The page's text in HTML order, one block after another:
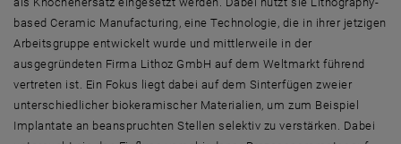
based Ceramic Manufacturing , eine Technologie, die in ihrer jetzigen
Arbeitsgruppe entwickelt wurde und mittlerweile in der
ausgegründeten Firma Lithoz GmbH auf dem Weltmarkt führend
vertreten ist. Ein Fokus liegt dabei auf dem Sinterfügen zweier
unterschiedlicher biokeramischer Materialien, um zum Beispiel
Implantate an beanspruchten Stellen selektiv zu verstärken. Dabei